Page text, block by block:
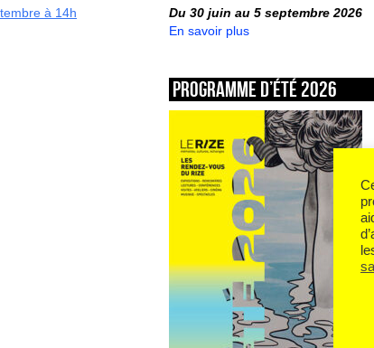
à 14h
Du 30 juin au 5 septembre 2026
En savoir plus
Programme d’été 2026